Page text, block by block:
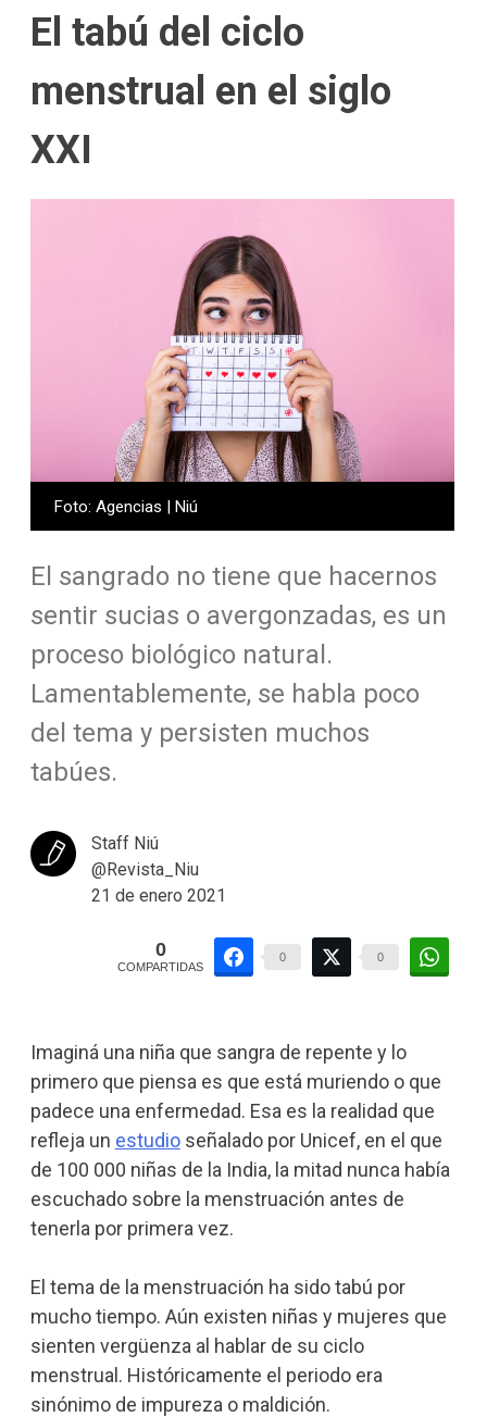
El tabú del ciclo
menstrual en el siglo
XXI
Foto: Agencias | Niú
El sangrado no tiene que hacernos
sentir sucias o avergonzadas, es un
proceso biológico natural.
Lamentablemente, se habla poco
del tema y persisten muchos
tabúes.
Staff Niú
@Revista_Niu
21 de enero 2021
0
COMPARTIDAS
0 0
Imaginá una niña que sangra de repente y lo
primero que piensa es que está muriendo o que
padece una enfermedad. Esa es la realidad que
refleja un estudioseñalado por Unicef, en el que
de 100 000 niñas de la India, la mitad nunca había
escuchado sobre la menstruación antes de
tenerla por primera vez.
El tema de la menstruación ha sido tabú por
mucho tiempo. Aún existen niñas y mujeres que
sienten vergüenza al hablar de su ciclo
menstrual. Históricamente el periodo era
sinónimo de impureza o maldición.